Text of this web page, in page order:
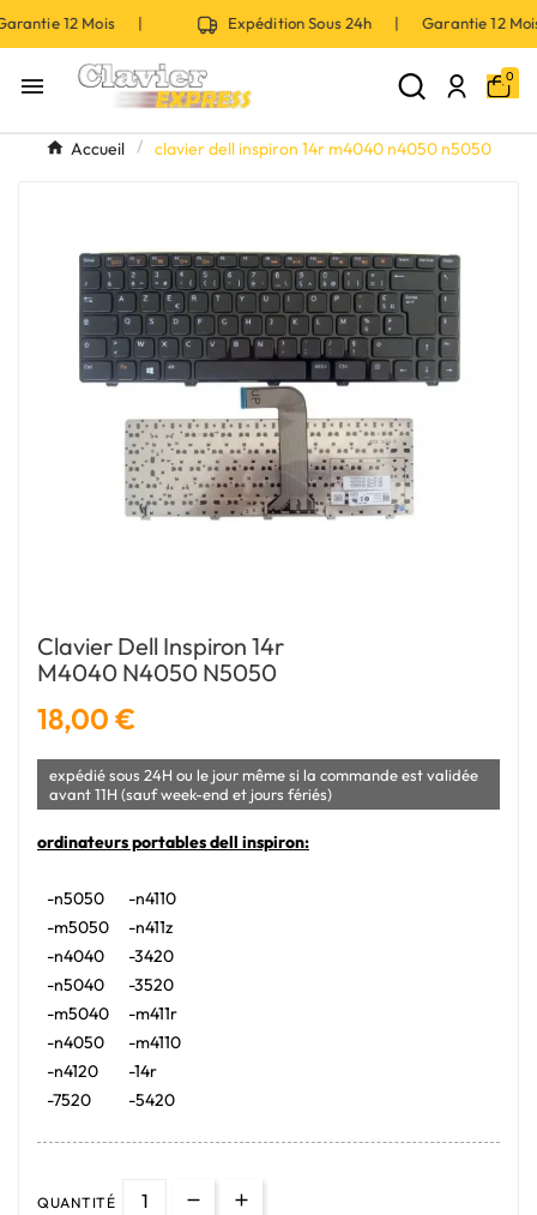
12 Mois | Expédition Sous 24h | Garantie 12
 0
Accueil clavier dell inspiron 14r m4040 n4050 n5050
Clavier Dell Inspiron 14r
M4040 N4050 N5050
18,00 €
expédié sous 24H ou le jour même si la commande est validée
avant 11H (sauf week-end et jours fériés)
ordinateurs portables dell inspiron:
-n5050
-m5050
-n4040
-n5040
-m5040
-n4050
-n4120
-7520
-n4110
-n411z
-3420
-3520
-m411r
-m4110
-14r
-5420
QUANTITÉ